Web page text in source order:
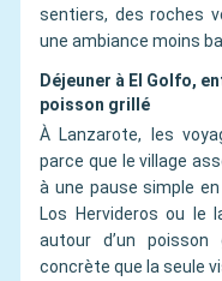
sentiers, des roches
une ambiance moins
Déjeuner à El Golfo,
poisson grillé
À Lanzarote, les
parce que le village
à une pause simple
Los Hervideros ou le
autour d’un poisson
concrète que la seule